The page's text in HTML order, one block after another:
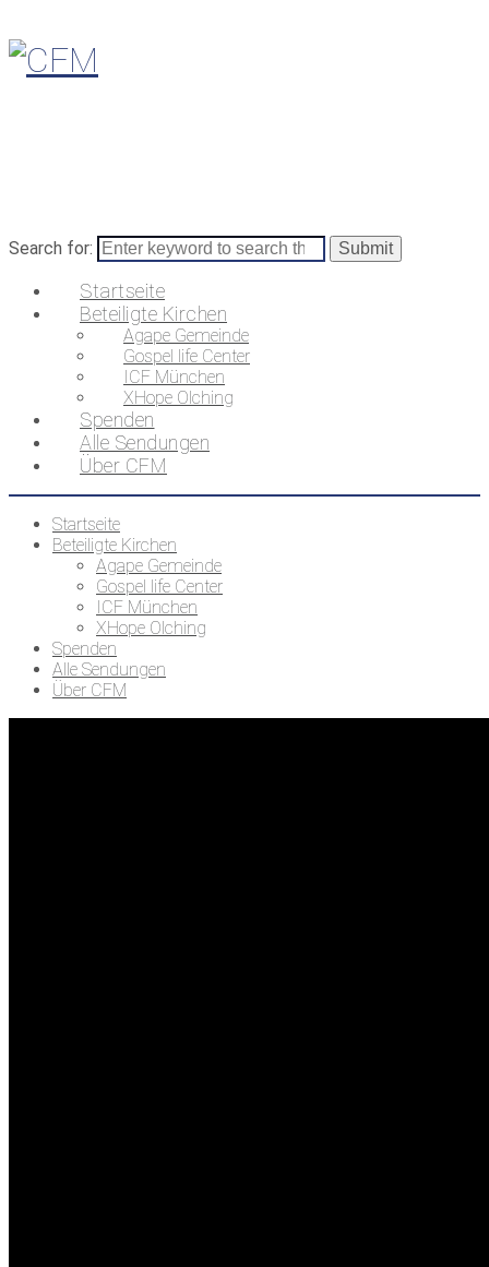
Search for:
Startseite
Beteiligte Kirchen
Agape Gemeinde
Gospel life Center
ICF München
XHope Olching
Spenden
Alle Sendungen
Über CFM
Startseite
Beteiligte Kirchen
Agape Gemeinde
Gospel life Center
ICF München
XHope Olching
Spenden
Alle Sendungen
Über CFM